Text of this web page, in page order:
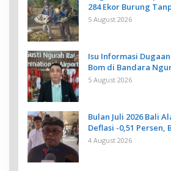
284 Ekor Burung
Dokumen
5 August 2026
Isu Informasi
Bom di Bandara
Bali Tidak Benar,
5 August 2026
Bulan Juli 2026 Bali
Deflasi -0,51 Persen, Buleleng
Catat Penurunan
4 August 2026